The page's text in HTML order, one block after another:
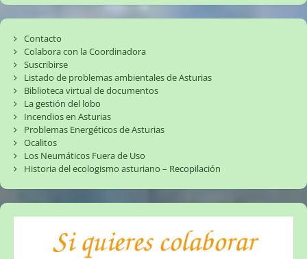
Contacto
Colabora con la Coordinadora
Suscribirse
Listado de problemas ambientales de Asturias
Biblioteca virtual de documentos
La gestión del lobo
Incendios en Asturias
Problemas Energéticos de Asturias
Ocalitos
Los Neumáticos Fuera de Uso
Historia del ecologismo asturiano – Recopilación